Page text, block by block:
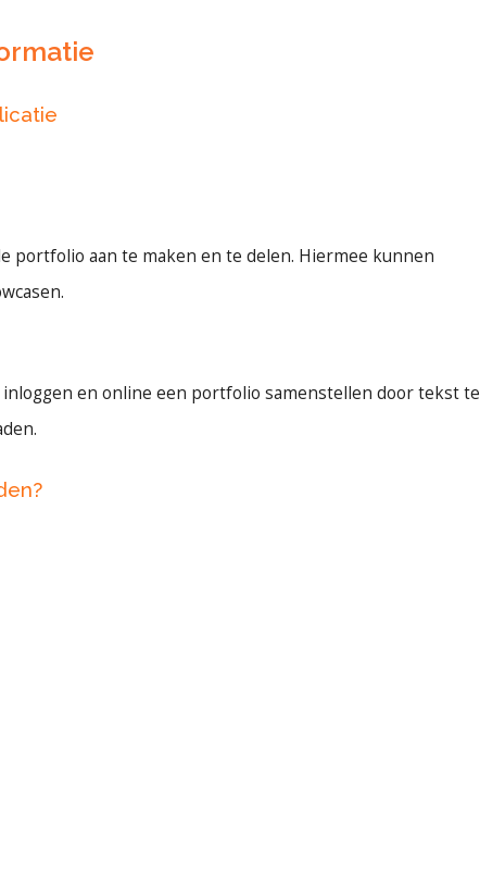
portfolio aan te maken en te delen. Hiermee kunnen
inloggen en online een portfolio samenstellen door tekst te